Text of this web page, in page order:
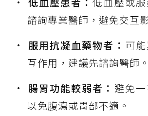
諮詢專業醫師，避免交互
服用抗凝血藥物者： 可
互作用，建議先諮詢醫師。
腸胃功能較弱者： 避免
以免腹瀉或胃部不適。